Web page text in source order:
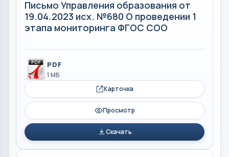
Письмо Управления образования от
19.04.2023 исх. №680 О проведении 1
этапа мониторинга ФГОС СОО
PDF
1 МБ
Карточка
Просмотр
Скачать